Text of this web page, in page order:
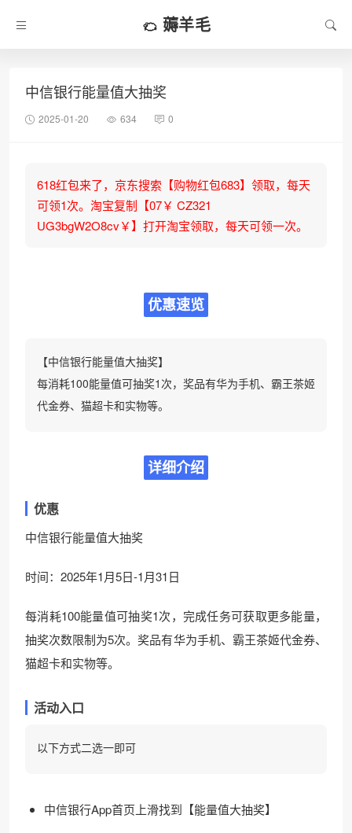
薅羊毛
中信银行能量值大抽奖
2025-01-20 634 0
618红包来了，京东搜索【购物红包683】领取，每天
可领1次。淘宝复制【07￥ CZ321
UG3bgW2O8cv￥】打开淘宝领取，每天可领一次。
优惠速览
【中信银行能量值大抽奖】
每消耗100能量值可抽奖1次，奖品有华为手机、霸王茶姬
代金券、猫超卡和实物等。
详细介绍
优惠
中信银行能量值大抽奖
时间：2025年1月5日-1月31日
每消耗100能量值可抽奖1次，完成任务可获取更多能量，
抽奖次数限制为5次。奖品有华为手机、霸王茶姬代金券、
猫超卡和实物等。
活动入口
以下方式二选一即可
中信银行App首页上滑找到【能量值大抽奖】